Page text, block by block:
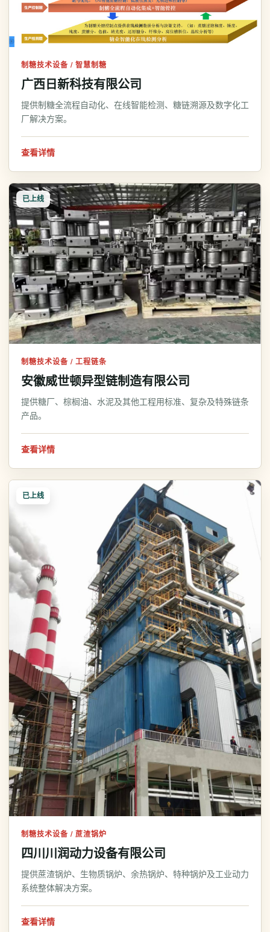
制糖技术设备 / 智慧制糖
广西日新科技有限公司
提供制糖全流程自动化、在线智能检测、糖链溯源及数字化工
厂解决方案。
查看详情
已上线
制糖技术设备 / 工程链条
安徽威世顿异型链制造有限公司
提供糖厂、棕榈油、水泥及其他工程用标准、复杂及特殊链条
产品。
查看详情
已上线
制糖技术设备 / 蔗渣锅炉
四川川润动力设备有限公司
提供蔗渣锅炉、生物质锅炉、余热锅炉、特种锅炉及工业动力
系统整体解决方案。
查看详情